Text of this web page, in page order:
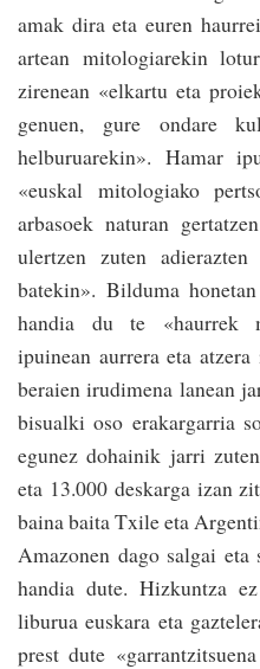
amak dira eta euren
artean mitologiarekin
zirenean «elkartu eta
genuen, gure ondare
helburuarekin». Hamar
«euskal mitologiako
arbasoek naturan
ulertzen zuten
batekin». Bildu­ma
handia du te «haurrek
ipuinean aurrera eta
beraien irudimena lanean
bisualki oso erakargarria
egunez dohainik ja­rri
eta 13.000 deskarga izan
baina baita Txile eta
Amazonen dago salgai eta
handia dute. Hizkuntza
liburua euskara eta
prest dute